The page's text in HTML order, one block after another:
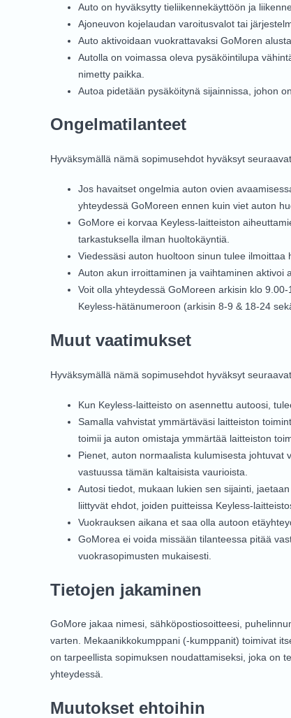
Auto on hyväksytty tieliikennekäyttöön ja
Ajoneuvon kojelaudan varoitusvalot tai
Auto aktivoidaan vuokrattavaksi GoMoren
Autolla on voimassa oleva pysäköintilupa
nimetty paikka.
Autoa pidetään pysäköitynä sijainnissa, johon
Ongelmatilanteet
Hyväksymällä nämä sopimusehdot hyväksyt
Jos havaitset ongelmia auton ovien
yhteydessä GoMoreen ennen kuin viet auton
GoMore ei korvaa Keyless-laitteiston
tarkastuksella ilman huoltokäyntiä.
Viedessäsi auton huoltoon sinun tulee
Auton akun irroittaminen ja vaihtaminen aktivoi
Voit olla yhteydessä GoMoreen arkisin klo
Keyless-hätänumeroon (arkisin 8-9 & 18-24
Muut vaatimukset
Hyväksymällä nämä sopimusehdot hyväksyt
Kun Keyless-laitteisto on asennettu autoosi,
Samalla vahvistat ymmärtäväsi laitteiston
toimii ja auton omistaja ymmärtää laitteiston
Pienet, auton normaalista kulumisesta johtuvat
vastuussa tämän kaltaisista vaurioista.
Autosi tiedot, mukaan lukien sen sijainti,
liittyvät ehdot, joiden puitteissa Keyless-
Vuokrauksen aikana et saa olla autoon
GoMorea ei voida missään tilanteessa pitää
vuokrasopimusten mukaisesti.
Tietojen jakaminen
GoMore jakaa nimesi, sähköpostiosoitteesi,
varten. Mekaanikkokumppani (-kumppanit) toimivat
on tarpeellista sopimuksen noudattamiseksi, joka on
yhteydessä.
Muutokset ehtoihin